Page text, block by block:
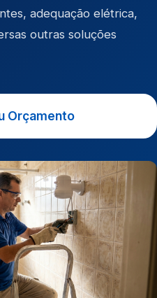
adequação elétrica,
outras soluções
Orçamento